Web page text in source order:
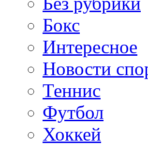
Бокс
Интересное
Новости
Теннис
Футбол
Хоккей